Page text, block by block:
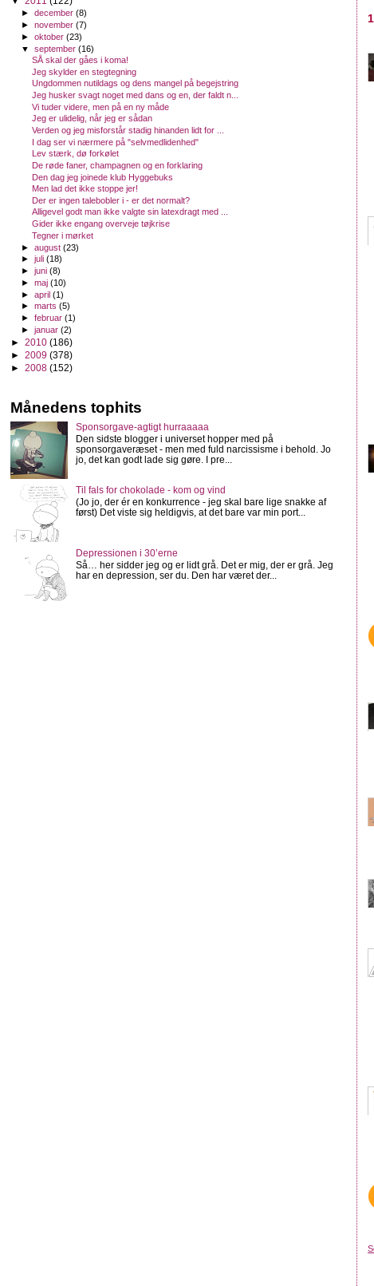
►december(8)
►november(7)
►oktober(23)
▼september(16)
SÅ skal der gåes i koma!
Jeg skylder en stegtegning
Ungdommen nutildags og dens mangel på begejstring
Jeg husker svagt noget med dans og en, der faldt n...
Vi tuder videre, men på en ny måde
Jeg er ulidelig, når jeg er sådan
Verden og jeg misforstår stadig hinanden lidt for ...
I dag ser vi nærmere på "selvmedlidenhed"
Lev stærk, dø forkølet
De røde faner, champagnen og en forklaring
Den dag jeg joinede klub Hyggebuks
Men lad det ikke stoppe jer!
Der er ingen talebobler i - er det normalt?
Alligevel godt man ikke valgte sin latexdragt med ...
Gider ikke engang overveje tøjkrise
Tegner i mørket
►august(23)
►juli(18)
►juni(8)
►maj(10)
►april(1)
►marts(5)
►februar(1)
►januar(2)
► 2010 (186)
► 2009 (378)
► 2008 (152)
Månedens tophits
Sponsorgave-agtigt hurraaaaa
Den sidste blogger i universet hopper med på
sponsorgaveræset - men med fuld narcissisme i behold. Jo
jo, det kan godt lade sig gøre. I pre...
Til fals for chokolade - kom og vind
(Jo jo, der ér en konkurrence - jeg skal bare lige snakke af
først) Det viste sig heldigvis, at det bare var min port...
Depressionen i 30’erne
Så… her sidder jeg og er lidt grå. Det er mig, der er grå. Jeg
har en depression, ser du. Den har været der...